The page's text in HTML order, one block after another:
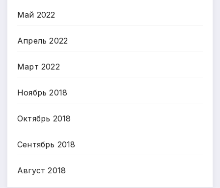
Май 2022
Апрель 2022
Март 2022
Ноябрь 2018
Октябрь 2018
Сентябрь 2018
Август 2018